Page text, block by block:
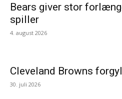
Bears giver stor
spiller
4. august 2026
Cleveland Browns
30. juli 2026